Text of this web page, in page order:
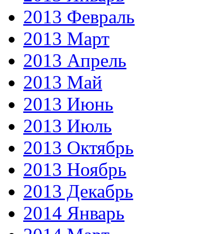
2013 Февраль
2013 Март
2013 Апрель
2013 Май
2013 Июнь
2013 Июль
2013 Октябрь
2013 Ноябрь
2013 Декабрь
2014 Январь